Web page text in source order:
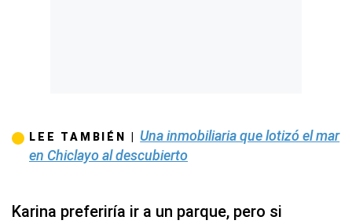
LEE TAMBIÉN | Una inmobiliaria que lotizó el mar
en Chiclayo al descubierto
Karina preferiría ir a un parque, pero si